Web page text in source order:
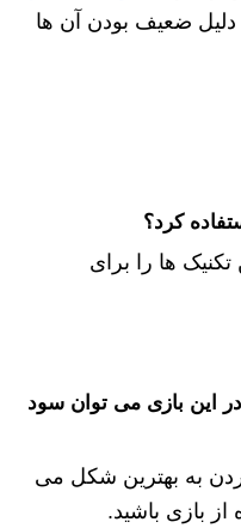
ضعیف بودن آن ها
کرد؟
ها را برای
در این بازی می توان سود
به بهترین شکل می
از بازی باشید.